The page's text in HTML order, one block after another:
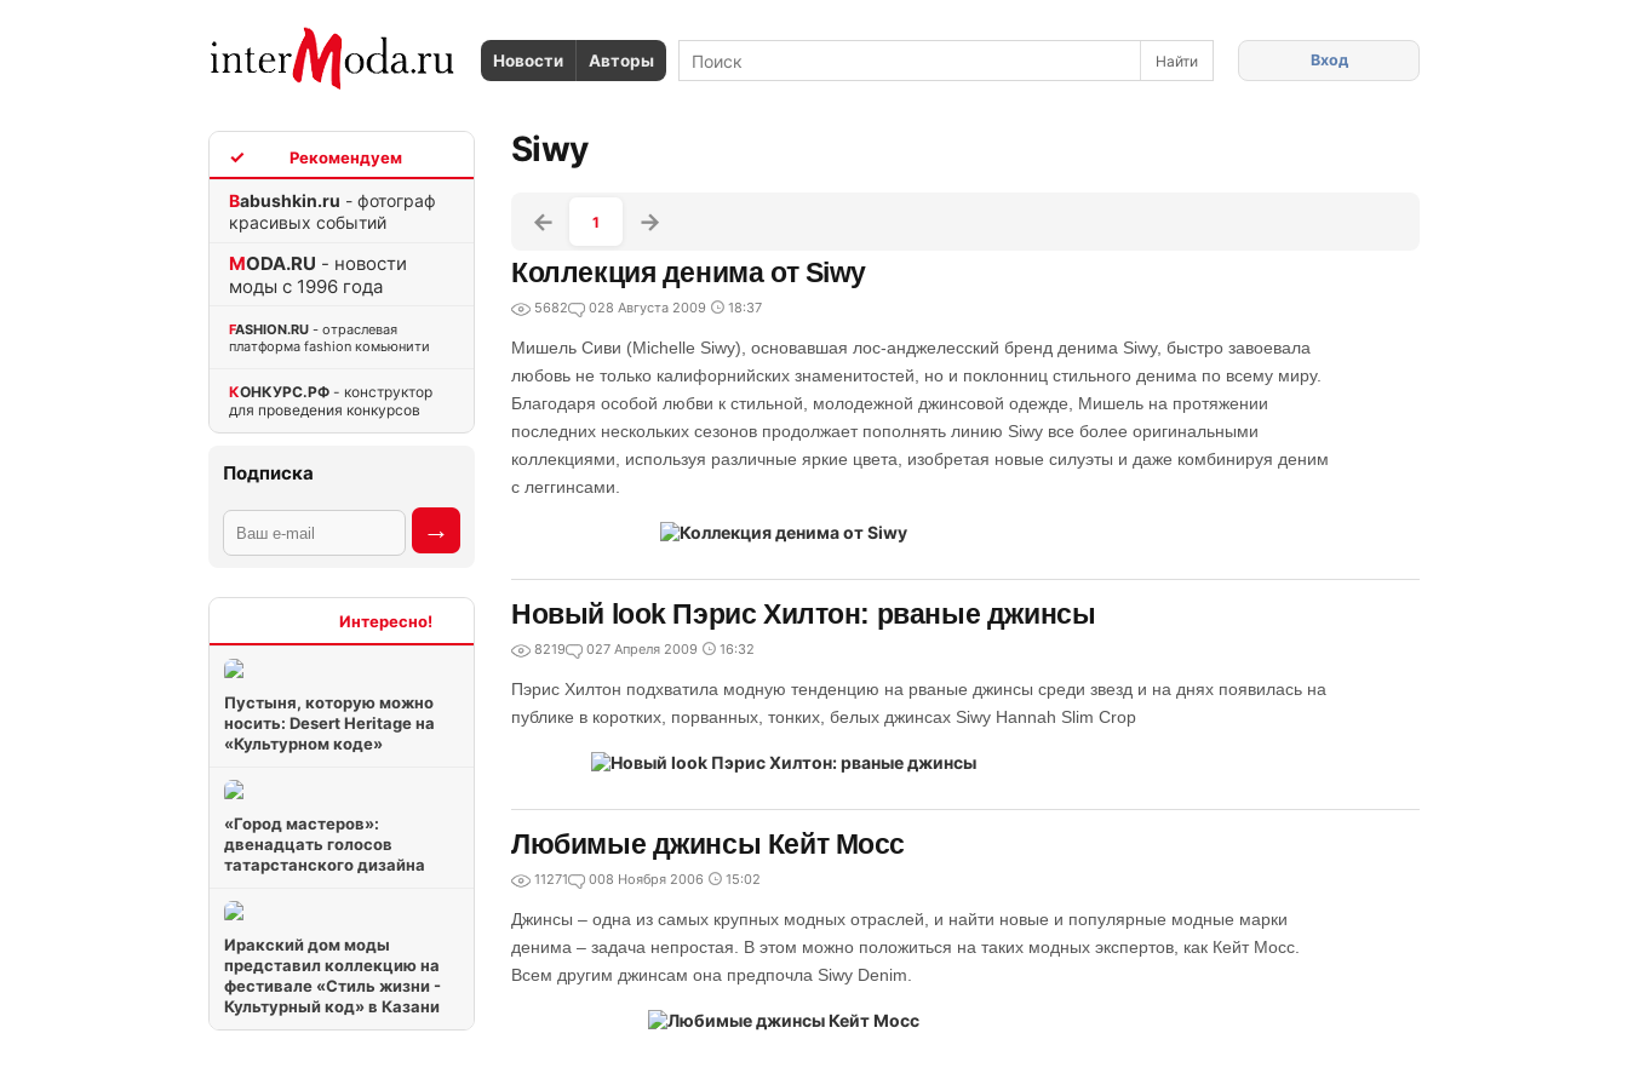
Новости Авторы Вход
Babushkin.ru - фотограф
красивых событий
MODA.RU - новости
моды с 1996 года
FASHION.RU - отраслевая
платформа fashion комьюнити
КОНКУРС.РФ - конструктор
для проведения конкурсов
Подписка
Пустыня, которую можно
носить: Desert Heritage на
«Культурном коде»
«Город мастеров»:
двенадцать голосов
татарстанского дизайна
Иракский дом моды
представил коллекцию на
фестивале «Стиль жизни -
Культурный код» в Казани
Siwy
1
Коллекция денима от Siwy
5682 028 Августа 2009 18:37
Мишель Сиви (Michelle Siwy), основавшая лос-анджелесский бренд денима Siwy, быстро завоевала
любовь не только калифорнийских знаменитостей, но и поклонниц стильного денима по всему миру.
Благодаря особой любви к стильной, молодежной джинсовой одежде, Мишель на протяжении
последних нескольких сезонов продолжает пополнять линию Siwy все более оригинальными
коллекциями, используя различные яркие цвета, изобретая новые силуэты и даже комбинируя деним
с леггинсами.
Новый look Пэрис Хилтон: рваные джинсы
8219 027 Апреля 2009 16:32
Пэрис Хилтон подхватила модную тенденцию на рваные джинсы среди звезд и на днях появилась на
публике в коротких, порванных, тонких, белых джинсах Siwy Hannah Slim Crop
Любимые джинсы Кейт Мосс
11271 008 Ноября 2006 15:02
Джинсы – одна из самых крупных модных отраслей, и найти новые и популярные модные марки
денима – задача непростая. В этом можно положиться на таких модных экспертов, как Кейт Мосс.
Всем другим джинсам она предпочла Siwy Denim.